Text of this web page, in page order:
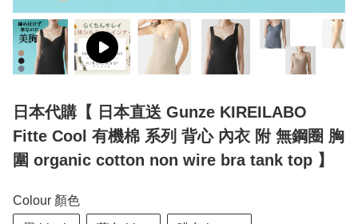
日本代購【 日本直送 Gunze KIREILABO
Fitte Cool 有機棉 系列 背心 內衣 附 無鋼圈 胸
圍 organic cotton non wire bra tank top 】
Colour 顏色